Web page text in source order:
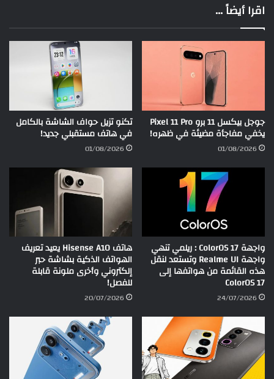
اقرا أيضاً ...
جوجل بيكسل 11 برو Pixel 11 Pro
يخفي مفاجأة مضيئة في ظهره!
01/08/2026
تكنو تزيل حواف الشاشة بالكامل
في هاتف مستقبلي جديد!
01/08/2026
واجهة ColorOS 17 : ريلمي تنهي
واجهة Realme UI وتستعد لنقل
هذه القائمة من هواتفها إلى
ColorOS 17
24/07/2026
هاتف Hisense A10 يعيد تعريف
الهواتف الذكية بشاشة حبر
إلكتروني وأخرى ملونة قابلة
للفصل!
20/07/2026